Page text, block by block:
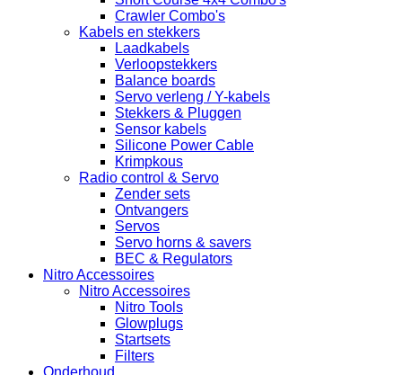
Crawler Combo's
Kabels en stekkers
Laadkabels
Verloopstekkers
Balance boards
Servo verleng / Y-kabels
Stekkers & Pluggen
Sensor kabels
Silicone Power Cable
Krimpkous
Radio control & Servo
Zender sets
Ontvangers
Servos
Servo horns & savers
BEC & Regulators
Nitro Accessoires
Nitro Accessoires
Nitro Tools
Glowplugs
Startsets
Filters
Onderhoud